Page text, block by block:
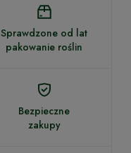
Sprawdzone od lat
pakowanie roślin
Bezpieczne
zakupy